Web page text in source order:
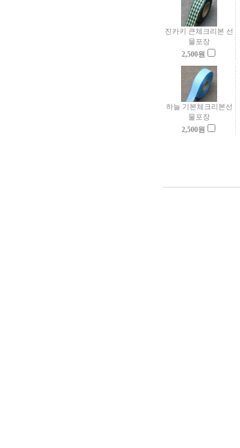
진카키 큰체크리본 선
물포장
2,500원
하늘 기본체크리본선
물포장
2,500원